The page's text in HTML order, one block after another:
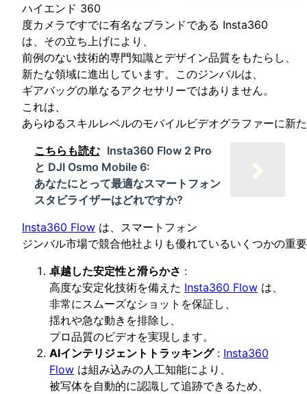
ハイエンド 360
度カメラですでに有名なブランドである Insta360
は、その立ち上げにより、
前例のない技術的専門知識とデザイン品質をもたらし、
新たな領域に進出しています。このジンバルは、
ギアバッグの単なるアクセサリーではありません。
これは、
あらゆるスキルレベルのモバイルビデオグラファーに新
こちらも読む Insta360 Flow 2 Pro
と DJI Osmo Mobile 6:
あなたにとって最適なスマートフォン
スタビライザーはどれですか?
Insta360 Flow は、スマートフォン
ジンバル市場で競合他社よりも優れているいくつかの重
卓越した安定性と滑らかさ :
高度な安定化技術を備えた Insta360 Flow は、
非常にスムーズなショットを保証し、
揺れや急な動きを排除し、
プロ品質のビデオを実現します。
AIインテリジェントトラッキング: Insta360
Flow は組み込みの人工知能により、
被写体を自動的に認識して追跡できるため、